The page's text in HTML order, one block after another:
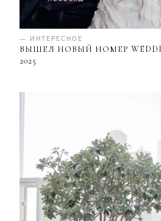
— ИНТЕРЕСНОЕ
ВЫШЕЛ НОВЫЙ НОМЕР
2025